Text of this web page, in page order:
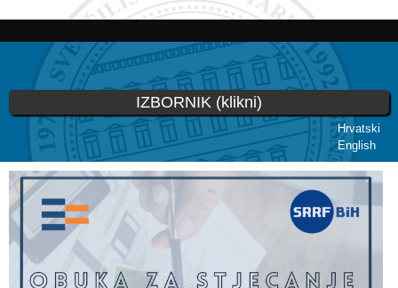
Skoči
glavni
sadržaj
Hrvatski
English
IZBORNIK (klikni)
Vi ste ovdje